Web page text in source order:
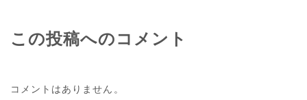
この投稿へのコメント
コメントはありません。